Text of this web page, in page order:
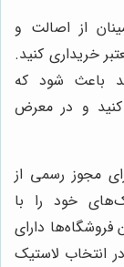
از اصالت و
خریداری کنید.
باعث شود که
کنید و در معرض
مجوز رسمی از
خود را با
دارای
انتخاب لاستیک